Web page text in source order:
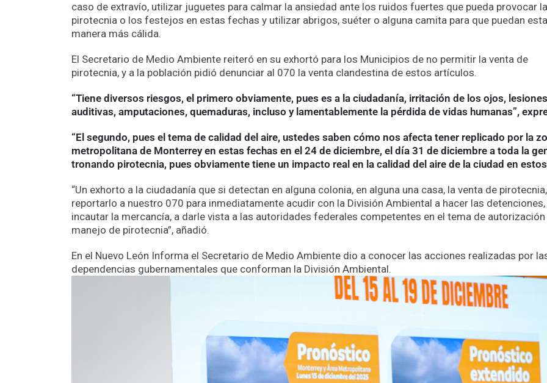
caso de extravío, utilizar juguetes para calmar la ansiedad ante los ruidos fuertes que pueda provocar la
pirotecnia o los festejos en estas fechas y utilizar abrigos, suéter o alguna camita para que puedan
manera más cálida.
El Secretario de Medio Ambiente reiteró en su exhortó para los Municipios de no permitir la venta de
pirotecnia, y a la población pidió denunciar al 070 la venta clandestina de estos artículos.
“Tiene diversos riesgos, el primero obviamente, pues es a la ciudadanía, irritación de los ojos, lesiones
auditivas, amputaciones, quemaduras, incluso y lamentablemente la pérdida de vidas humanas”,
“El segundo, pues el tema de calidad del aire, ustedes saben cómo nos afecta tener replicado por la
metropolitana de Monterrey en estas fechas en el 24 de diciembre, el día 31 de diciembre a toda la
tronando pirotecnia, pues obviamente tiene un impacto real en la calidad del aire de la ciudad en
“Un exhorto a la ciudadanía que si detectan en alguna colonia, en alguna una casa, la venta de pirotecnia,
reportarlo a nuestro 070 para inmediatamente acudir con la División Ambiental a hacer las detenciones,
incautar la mercancía, a darle vista a las autoridades federales competentes en el tema de autorización
manejo de pirotecnia”, añadió.
En el Nuevo León Informa el Secretario de Medio Ambiente dio a conocer las acciones realizadas por
dependencias gubernamentales que conforman la División Ambiental.